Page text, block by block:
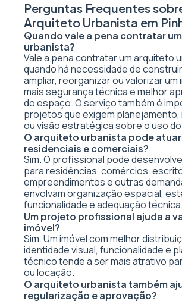
Perguntas Frequentes
Arquiteto Urbanista em
Quando vale a pena contratar
urbanista?
Vale a pena contratar um arquiteto
quando há necessidade de
ampliar, reorganizar ou valorizar um
mais segurança técnica e melhor
do espaço. O serviço também é
projetos que exigem
ou visão estratégica sobre o uso
O arquiteto urbanista pode
residenciais e comerciais?
Sim. O profissional pode
para residências, comércios,
empreendimentos e outras
envolvam organização espacial,
funcionalidade e adequação técnica.
Um projeto profissional ajuda a
imóvel?
Sim. Um imóvel com melhor
identidade visual, funcionalidade e
técnico tende a ser mais atrativo
ou locação.
O arquiteto urbanista também
regularização e aprovação?